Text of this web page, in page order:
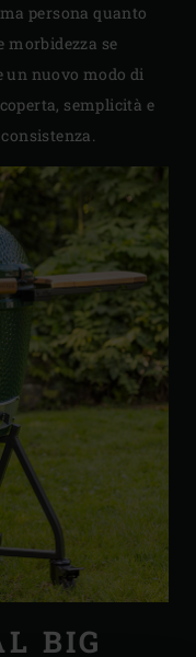
persona quanto
morbidezza se
un nuovo modo di
semplicità e
BIG